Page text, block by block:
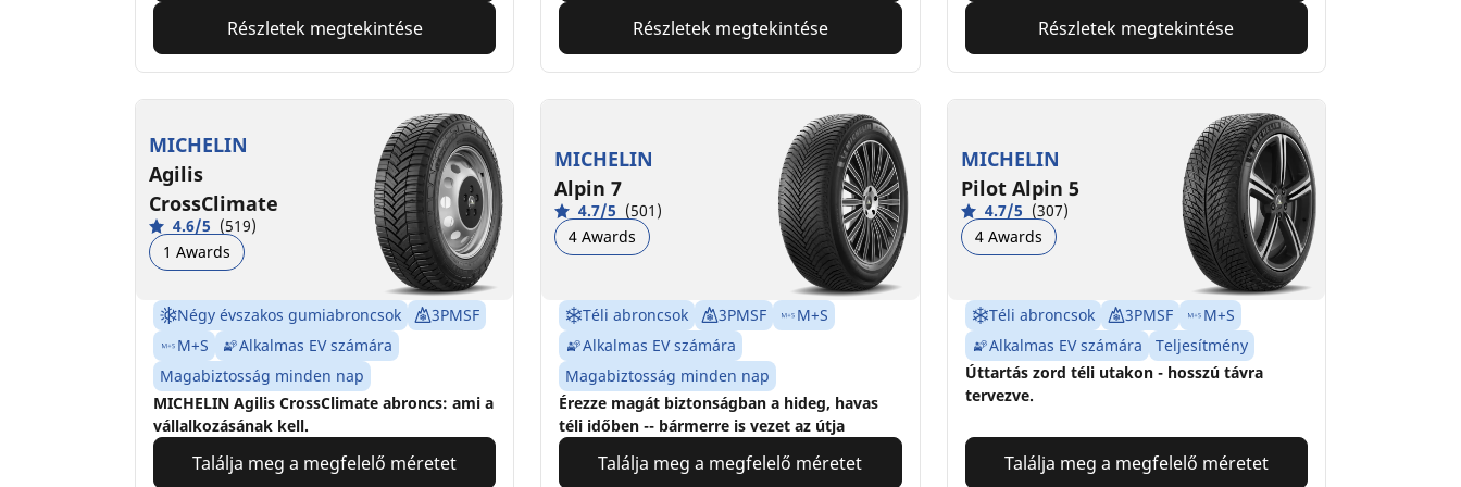
Részletek megtekintése Részletek megtekintése Részletek megtekintése
MICHELIN
Agilis
CrossClimate
4.6/5 (519)
1 Awards
Négy évszakos gumiabroncsok
3PMSF
M+S
Alkalmas EV számára
Magabiztosság minden nap
MICHELIN Agilis CrossClimate abroncs: ami a
vállalkozásának kell.
Találja meg a megfelelő méretet
MICHELIN
Alpin 7
4.7/5 (501)
4 Awards
Téli abroncsok 3PMSF
M+S
Alkalmas EV számára
Magabiztosság minden nap
Érezze magát biztonságban a hideg, havas
téli időben -- bármerre is vezet az útja
Találja meg a megfelelő méretet
MICHELIN
Pilot Alpin 5
4.7/5 (307)
4 Awards
Téli abroncsok 3PMSF
M+S
Alkalmas EV számára
Teljesítmény
Úttartás zord téli utakon - hosszú távra
tervezve.
Találja meg a megfelelő méretet